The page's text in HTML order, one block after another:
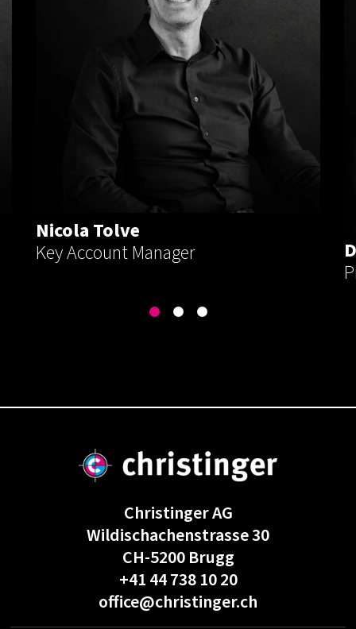
Nicola Tolve
Key Account Manager
Christinger AG
Wildischachenstrasse 30
CH-5200 Brugg
+41 44 738 10 20
office@christinger.ch